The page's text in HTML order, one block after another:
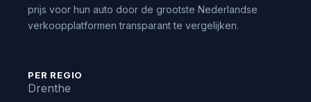
prijs voor hun auto door de grootste Nederlandse
verkoopplatformen transparant te vergelijken.
PER REGIO
Drenthe